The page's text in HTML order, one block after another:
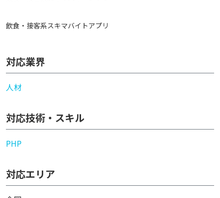
飲食・接客系スキマバイトアプリ
対応業界
人材
対応技術・スキル
PHP
対応エリア